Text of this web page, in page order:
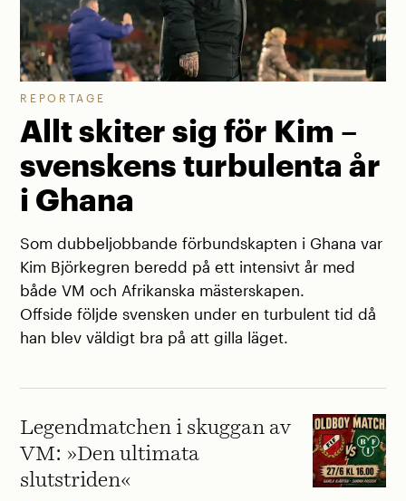
REPORTAGE
Allt skiter sig för Kim –
svenskens turbulenta år
i Ghana
Som dubbeljobbande förbundskapten i Ghana var
Kim Björkegren beredd på ett intensivt år med
både VM och Afrikanska mästerskapen.
Offside följde svensken under en turbulent tid då
han blev väldigt bra på att gilla läget.
Legendmatchen i skuggan av
VM: »Den ultimata
slutstriden«